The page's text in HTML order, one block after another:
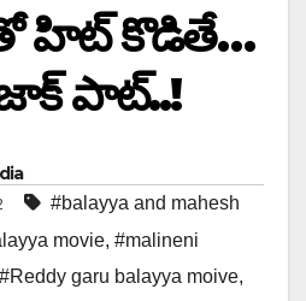
హిట్ కొడితే…
పాట్..!
#balayya and mahesh
movie, #malineni
#Reddy garu balayya moive,